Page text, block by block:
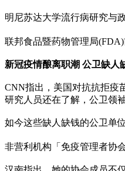
明尼苏达大学流行病研究与
联邦食品暨药物管理局
新冠疫情酿离职潮 公卫缺人
CNN指出，美国对抗抗拒疫
研究人员还在了解，公卫领
如今这些缺人缺钱的公卫单
非营利机构「免疫管理者协